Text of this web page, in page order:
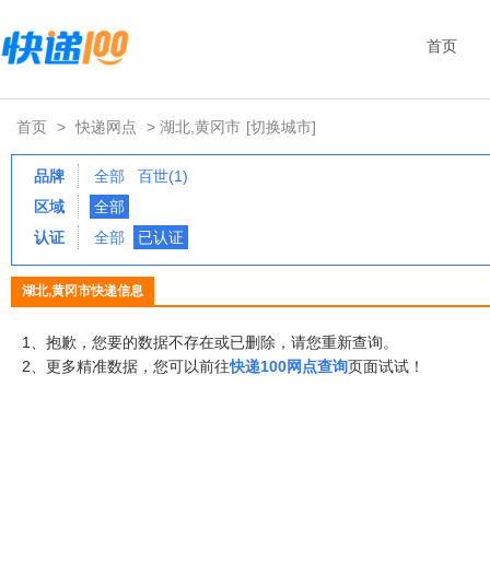
首页
首页 > 快递网点 > 湖北,黄冈市 [切换城市]
品牌 全部
百世(1)
区域
全部
认证
全部 已认证
湖北,黄冈市快递信息
1、抱歉，您要的数据不存在或已删除，请您重新查询。
2、更多精准数据，您可以前往快递100网点查询页面试试！